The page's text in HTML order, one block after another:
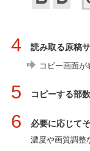
4 読み取る原稿
コピー画面が
5 コピーする部
6 必要に応じて
濃度や画質調整